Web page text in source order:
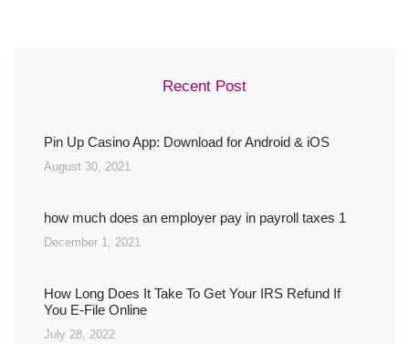
Recent Post
Pin Up Casino App: Download for Android & iOS
August 30, 2021
how much does an employer pay in payroll taxes 1
December 1, 2021
How Long Does It Take To Get Your IRS Refund If
You E-File Online
July 28, 2022